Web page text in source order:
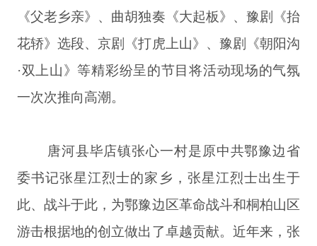
《父老乡亲》、曲胡独奏《大起板》、豫剧《抬
花轿》选段、京剧《打虎上山》、豫剧《朝阳沟
·双上山》等精彩纷呈的节目将活动现场的气氛
一次次推向高潮。
唐河县毕店镇张心一村是原中共鄂豫边省
委书记张星江烈士的家乡，张星江烈士出生于
此、战斗于此，为鄂豫边区革命战斗和桐柏山区
游击根据地的创立做出了卓越贡献。近年来，张